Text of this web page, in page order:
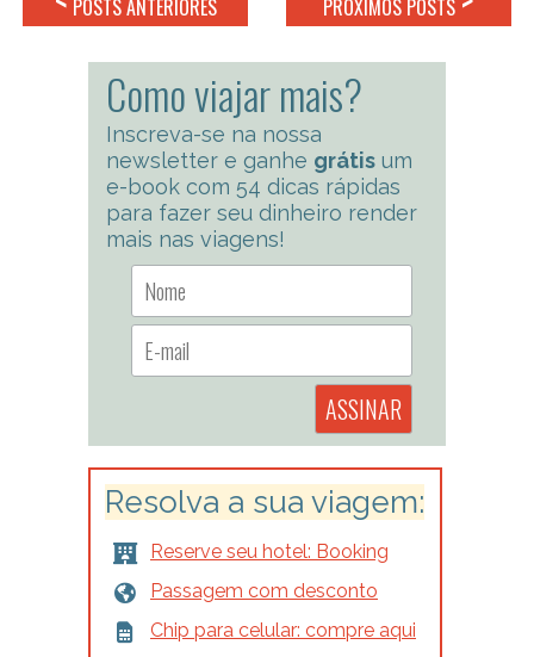
POSTS ANTERIORES PRÓXIMOS POSTS
Como viajar mais?
Inscreva-se na nossa
newsletter e ganhe grátis um
e-book com 54 dicas rápidas
para fazer seu dinheiro render
mais nas viagens!
Resolva a sua viagem:
Reserve seu hotel: Booking
Passagem com desconto
Chip para celular: compre aqui